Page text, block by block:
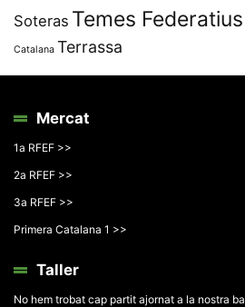
Soteras Temes Federatius
Catalana Terrassa
Mercat
1a RFEF >>
2a RFEF >>
3a RFEF >>
Primera Catalana 1 >>
Taller
No hem trobat cap partit ajornat a la nostra